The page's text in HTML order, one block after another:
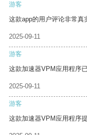
游客
这款app的用户评论非常真
2025-09-11
游客
这款加速器VPM应用程序
2025-09-11
游客
这款加速器VPM应用程序